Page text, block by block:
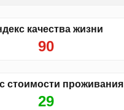
качества жизни
90
стоимости проживания
29